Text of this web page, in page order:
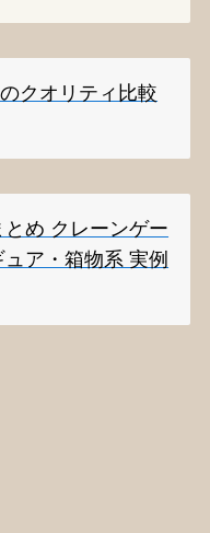
クオリティ比較
め クレーンゲー
ア・箱物系 実例